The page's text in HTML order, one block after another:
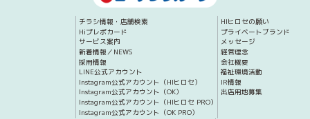
チラシ情報・店舗検索
Hiプレポカード
サービス案内
新着情報／NEWS
採用情報
LINE公式アカウント
Instagram公式アカウント（HIヒロセ）
Instagram公式アカウント（OK）
Instagram公式アカウント（HIヒロセ PRO）
Instagram公式アカウント（OK PRO）
HIヒロセの願い
プライベートブランド
メッセージ
経営理念
会社概要
福祉環境活動
IR情報
出店用地募集